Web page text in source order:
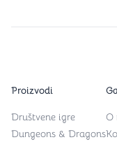
Proizvodi
Društvene igre
Dungeons & Dragons
O